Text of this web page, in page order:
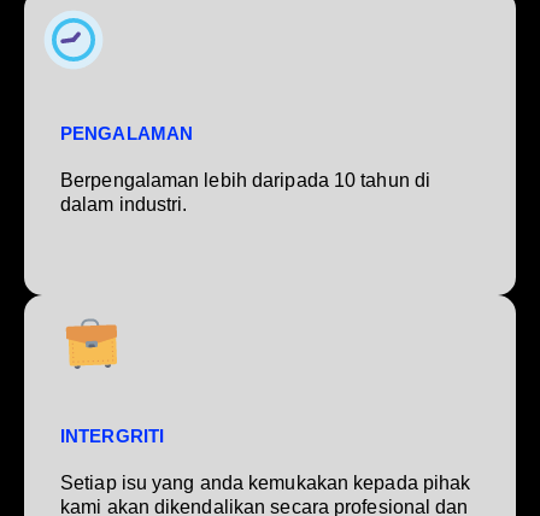
PENGALAMAN
Berpengalaman lebih daripada 10 tahun di
dalam industri.
INTERGRITI
Setiap isu yang anda kemukakan kepada pihak
kami akan dikendalikan secara profesional dan